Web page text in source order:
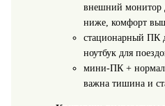
внешний монитор
ниже, комфорт
стационарный ПК
ноутбук для
мини‑ПК +
важна тишина и